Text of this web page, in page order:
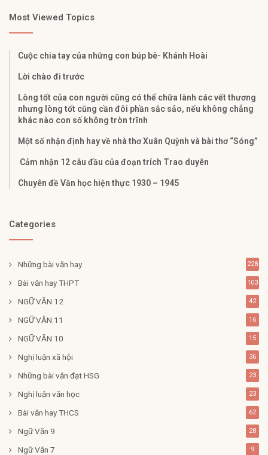
Most Viewed Topics
Cuộc chia tay của những con búp bê- Khánh Hoài
Lời chào đi trước
Lòng tốt của con người cũng có thể chữa lành các vết thương
nhưng lòng tốt cũng cần đôi phần sắc sảo, nếu không chẳng
khác nào con số không tròn trĩnh
Một số nhận định hay về nhà thơ Xuân Quỳnh và bài thơ “Sóng”
Cảm nhận 12 câu đầu của đoạn trích Trao duyên
Chuyên đề Văn học hiện thực 1930 – 1945
Categories
Những bài văn hay 228
Bài văn hay THPT 103
NGỮ VĂN 12 42
NGỮ VĂN 11 16
NGỮ VĂN 10 15
Nghị luận xã hội 36
Những bài văn đạt HSG 23
Nghị luận văn học 23
Bài văn hay THCS 62
Ngữ Văn 9 28
Ngữ Văn 7 9